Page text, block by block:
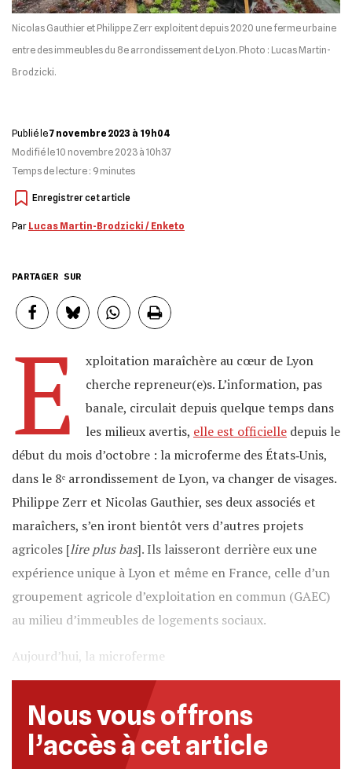
Nicolas Gauthier et Philippe Zerr exploitent depuis 2020 une ferme urbaine
entre des immeubles du 8e arrondissement de Lyon. Photo : Lucas Martin-
Brodzicki.
E
xploitation maraîchère au cœur de Lyon
cherche repreneur(e)s. L’information, pas
banale, circulait depuis quelque temps dans
les milieux avertis, elle est officielle depuis le
début du mois d’octobre : la microferme des États‐Unis,
dans le 8ᵉ arrondissement de Lyon, va changer de visages.
Philippe Zerr et Nicolas Gauthier, ses deux associés et
maraîchers, s’en iront bientôt vers d’autres projets
agricoles [lire plus bas]. Ils laisseront derrière eux une
expérience unique à Lyon et même en France, celle d’un
groupement agricole d’exploitation en commun (GAEC)
au milieu d’immeubles de logements sociaux.
Aujourd’hui, la microferme
Nous vous offrons
l’accès à cet article
Publié le7 novembre 2023 à 19h04
Modifié le10 novembre 2023 à 10h37
Temps de lecture : 9 minutes
Par Lucas Martin-Brodzicki / Enketo
PARTAGER SUR